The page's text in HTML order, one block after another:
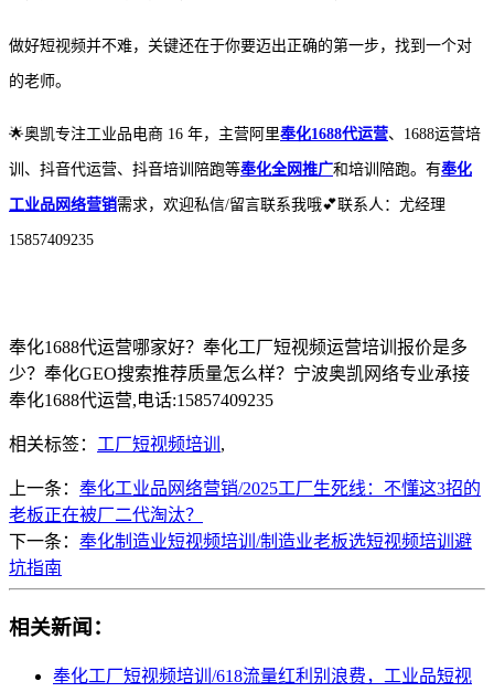
做好短视频并不难，关键还在于你要迈出正确的第一步，找到一个对
的老师。
🌟奥凯专注工业品电商 16 年，主营阿里奉化1688代运营、1688运营培
训、抖音代运营、抖音培训陪跑等奉化全网推广和培训陪跑。有奉化
工业品网络营销需求，欢迎私信/留言联系我哦💕联系人：尤经理
15857409235
奉化1688代运营哪家好？奉化工厂短视频运营培训报价是多
少？奉化GEO搜索推荐质量怎么样？宁波奥凯网络专业承接
奉化1688代运营,电话:15857409235
相关标签： 工厂短视频培训 ,
上一条： 奉化工业品网络营销/2025工厂生死线：不懂这3招的
老板正在被厂二代淘汰？
下一条： 奉化制造业短视频培训/制造业老板选短视频培训避
坑指南
相关新闻：
奉化工厂短视频培训/618流量红利别浪费，工业品短视